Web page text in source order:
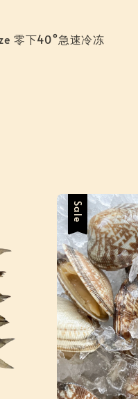
零下40°急速冷冻
Sale